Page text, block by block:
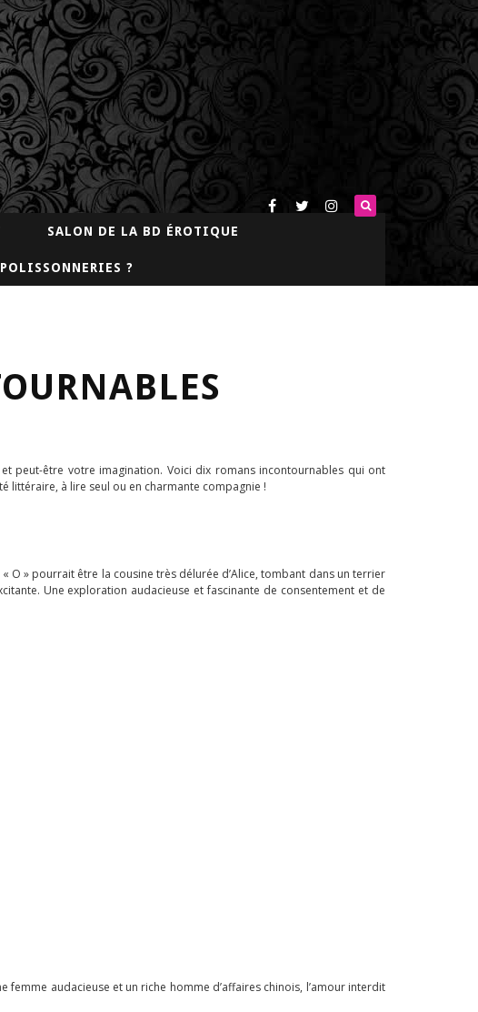
SALON DE LA BD ÉROTIQUE
?
peut-être votre imagination. Voici dix romans incontournables qui ont
littéraire, à lire seul ou en charmante compagnie !
O » pourrait être la cousine très délurée d’Alice, tombant dans un terrier
Une exploration audacieuse et fascinante de consentement et de
audacieuse et un riche homme d’affaires chinois, l’amour interdit